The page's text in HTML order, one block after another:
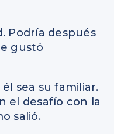
Podría después
gustó
sea su familiar.
el desafío con la
salió.